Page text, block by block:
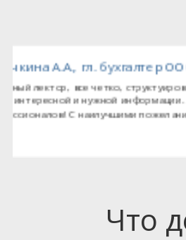
Гришина Л.А., гл.
Семинар интересный.
множеством примеров, с
источников.
Что